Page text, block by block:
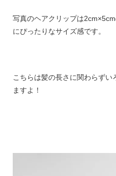
写真のヘアクリップは
にぴったりなサイズ感です。
こちらは髪の長さに関わらず
ますよ！